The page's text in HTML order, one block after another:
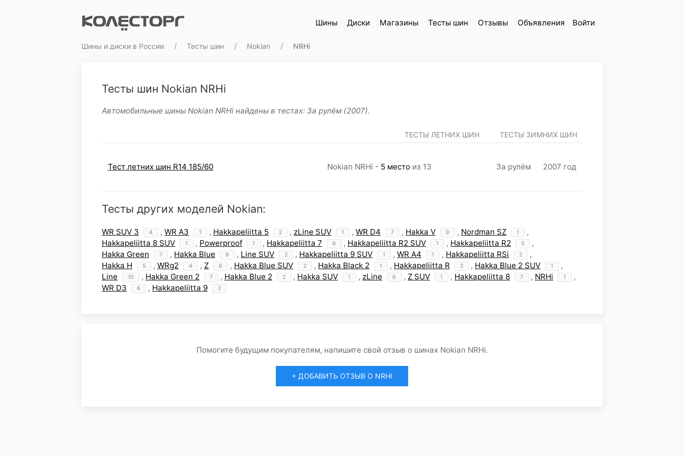
Шины Диски Магазины Тесты шин Отзывы Объявления Войти
Шины и диски в России Тесты шин Nokian NRHi
Тесты шин Nokian NRHi
Автомобильные шины Nokian NRHi найдены в тестах: За рулём (2007).
ТЕСТЫ ЛЕТНИХ ШИН ТЕСТЫ ЗИМНИХ ШИН
Тест летних шин R14 185/60 Nokian NRHi - 5 место из 13 За рулём 2007 год
Тесты других моделей Nokian:
WR SUV 3 4 , WR A3 1 , Hakkapeliitta 5 2 , zLine SUV 1 , WR D4 7 , Hakka V 9 , Nordman SZ 1
,
Hakkapeliitta 8 SUV
1 , Powerproof 1 , Hakkapeliitta 7 6 , Hakkapeliitta R2 SUV 1 , Hakkapeliitta R2 5
,
Hakka Green
7 , Hakka Blue 9 , Line SUV 2 , Hakkapeliitta 9 SUV 1 , WR A4 1 , Hakkapeliitta RSi 2
,
Hakka H
5 , WRg2 4 , Z 6 , Hakka Blue SUV 2 , Hakka Black 2 1 , Hakkapeliitta R 2 , Hakka Blue 2 SUV 1
,
Line
10 , Hakka Green 2 7 , Hakka Blue 2 2 , Hakka SUV 1 , zLine 6 , Z SUV 1 , Hakkapeliitta 8 7 , NRHi 1
,
WR D3
6 , Hakkapeliitta 9 2
Помогите будущим покупателям, напишите свой отзыв о шинах Nokian NRHi.
+ ДОБАВИТЬ ОТЗЫВ О NRHI